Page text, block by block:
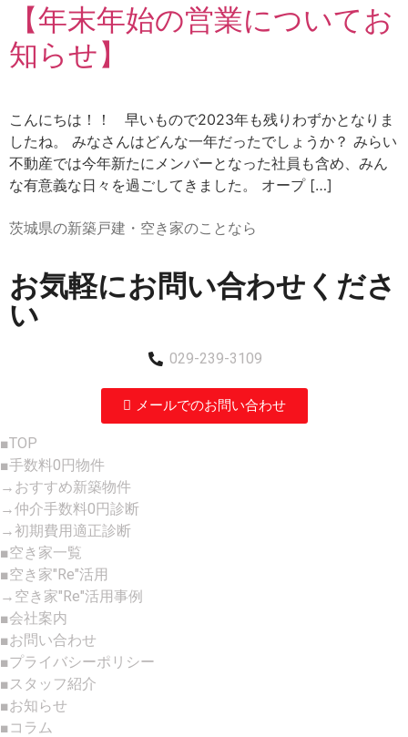
【年末年始の営業についてお
知らせ】
こんにちは！！ 早いもので2023年も残りわずかとなりま
したね。 みなさんはどんな一年だったでしょうか？ みらい
不動産では今年新たにメンバーとなった社員も含め、みん
な有意義な日々を過ごしてきました。 オープ […]
茨城県の新築戸建・空き家のことなら
お気軽にお問い合わせくださ
い
029-239-3109
メールでのお問い合わせ
■TOP
■手数料0円物件
→おすすめ新築物件
→仲介手数料0円診断
→初期費用適正診断
■空き家一覧
■空き家"Re"活用
→空き家"Re"活用事例
■会社案内
■お問い合わせ
■プライバシーポリシー
■スタッフ紹介
■お知らせ
■コラム